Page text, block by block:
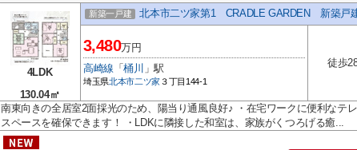
4LDK
130.04㎡
新築一戸建 北本市二ツ家第1 CRADLE GARDEN 新築
3,480万円
高崎線 「桶川 」駅
埼玉県北本市二ツ家 ３丁目144-1
徒歩
南東向きの全居室2面採光のため、陽当り通風良好♪ ・在宅ワークに便利なテ
スペースを確保できます！ ・LDKに隣接した和室は、家族がくつろげる癒...